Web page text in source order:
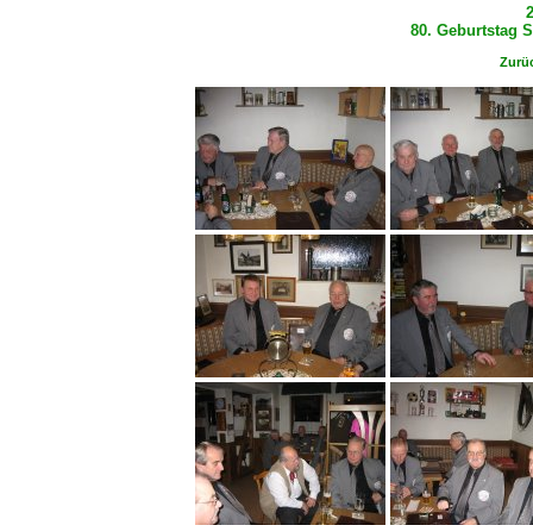
80. Geburtstag